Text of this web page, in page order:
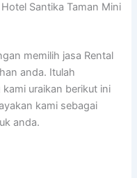
Santika Taman Mini
memilih jasa Rental
anda. Itulah
uraikan berikut ini
kami sebagai
anda.